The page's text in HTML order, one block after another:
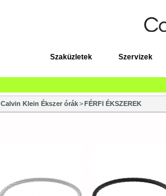
Szaküzletek Szervizek
Calvin Klein Ékszer órák>FÉRFI ÉKSZEREK